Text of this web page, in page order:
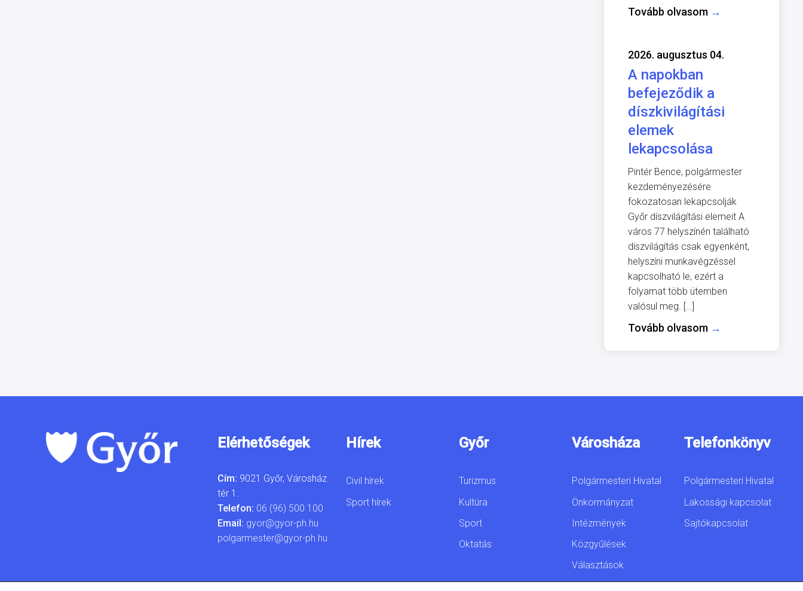
Tovább olvasom →
2026. augusztus 04.
A napokban
befejeződik a
díszkivilágítási
elemek
lekapcsolása
Pintér Bence, polgármester
kezdeményezésére
fokozatosan lekapcsolják
Győr díszvilágítási elemeit A
város 77 helyszínén található
díszvilágítás csak egyenként,
helyszíni munkavégzéssel
kapcsolható le, ezért a
folyamat több ütemben
valósul meg. […]
Tovább olvasom →
Elérhetőségek
Cím: 9021 Győr, Városház
tér 1.
Telefon: 06 (96) 500 100
Email: gyor@gyor-ph.hu
polgarmester@gyor-ph.hu
Hírek
Civil hírek
Sport hírek
Győr
Turizmus
Kultúra
Sport
Oktatás
Városháza
Polgármesteri Hivatal
Önkormányzat
Intézmények
Közgyűlések
Választások
Telefonkönyv
Polgármesteri Hivatal
Lakossági kapcsolat
Sajtókapcsolat